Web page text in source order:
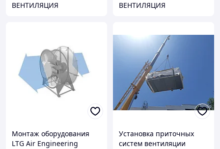
ВЕНТИЛЯЦИЯ ВЕНТИЛЯЦИЯ
Монтаж оборудования
LTG Air Engineering
Установка приточных
систем вентиляции